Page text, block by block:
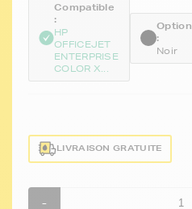
Compatible
:
HP
OFFICEJET
ENTERPRISE
COLOR X...
Option
:
Noir
LIVRAISON GRATUITE
-